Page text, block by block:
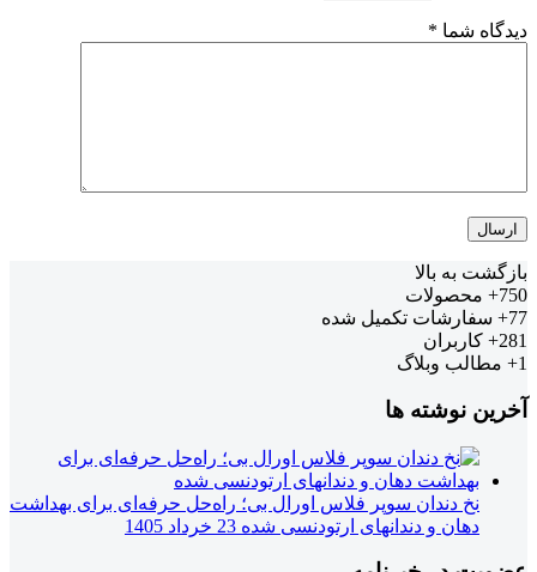
شما*
به بالا
تکمیل شده
وبلاگ
نوشته ها
نخ دندان سوپر فلاس اورال بی؛ راه‌حل حرفه‌ای برای بهداشت
دهان و دندانهای ارتودنسی شده23 خرداد 1405